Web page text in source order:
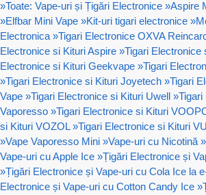
»Toate: Vape-uri și Țigări Electronice »Aspire
»Elfbar Mini Vape »Kit-uri tigari electronice »
Electronica »Tigari Electronice OXVA
Electronice si Kituri Aspire »Tigari Electronice
Electronice si Kituri Geekvape »Tigari
»Tigari Electronice si Kituri Joyetech »Tigari
Vape »Tigari Electronice si Kituri Uwell »Tigari
Vaporesso »Tigari Electronice si Kituri
si Kituri VOZOL »Tigari Electronice si Kituri
»Vape Vaporesso Mini »Vape-uri cu Nicotină »
Vape-uri cu Apple Ice »Țigări Electronice și
»Țigări Electronice și Vape-uri cu Cola Ice la
Electronice și Vape-uri cu Cotton Candy Ice »